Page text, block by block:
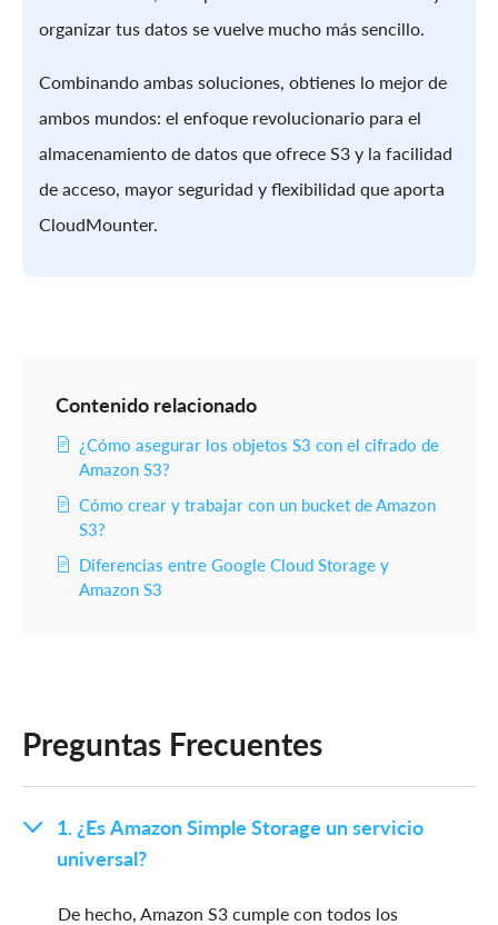
organizar tus datos se vuelve mucho más sencillo.
Combinando ambas soluciones, obtienes lo mejor de
ambos mundos: el enfoque revolucionario para el
almacenamiento de datos que ofrece S3 y la facilidad
de acceso, mayor seguridad y flexibilidad que aporta
CloudMounter.
Contenido relacionado
¿Cómo asegurar los objetos S3 con el cifrado de
Amazon S3?
Cómo crear y trabajar con un bucket de Amazon
S3?
Diferencias entre Google Cloud Storage y
Amazon S3
Preguntas Frecuentes
1. ¿Es Amazon Simple Storage un servicio
universal?
De hecho, Amazon S3 cumple con todos los